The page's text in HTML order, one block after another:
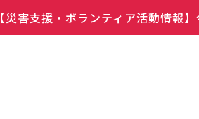
【災害支援・ボランティア活動情報